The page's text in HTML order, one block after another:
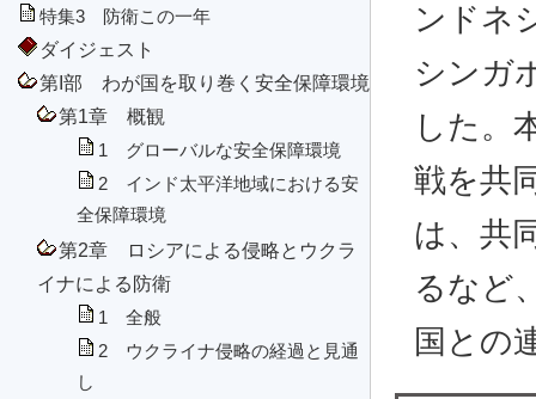
特集3 防衛この一年
ダイジェスト
第I部 わが国を取り巻く安全保障環境
第1章 概観
1 グローバルな安全保障環境
2 インド太平洋地域における安
全保障環境
第2章 ロシアによる侵略とウクラ
イナによる防衛
1 全般
2 ウクライナ侵略の経過と見通
し
ンドネ
シンガ
した。
戦を共
は、共
るなど
国との